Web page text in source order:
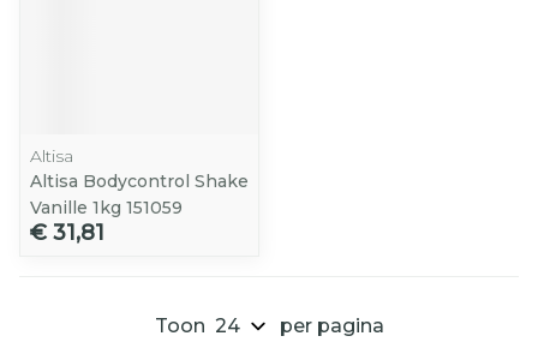
Altisa
Altisa Bodycontrol Shake
Vanille 1kg 151059
€ 31,81
Toon per pagina